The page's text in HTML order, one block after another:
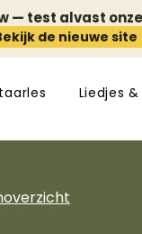
— test alvast
de nieuwe site
Liedjes